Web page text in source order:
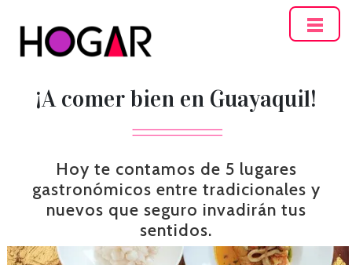
¡A comer bien en Guayaquil!
Hoy te contamos de 5 lugares
gastronómicos entre tradicionales y
nuevos que seguro invadirán tus
sentidos.